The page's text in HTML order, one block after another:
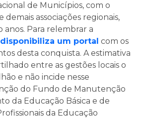
de Municípios, com o
demais associações regionais,
anos. Para relembrar a
disponibiliza um portal com os
desta conquista. A estimativa
entre as gestões locais o
e não incide nesse
do Fundo de Manutenção
da Educação Básica e de
da Educação